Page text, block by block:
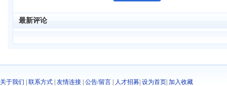
最新评论
关于我们 联系方式 友情连接 公告/留言 人才招募 设为首页 加入收藏